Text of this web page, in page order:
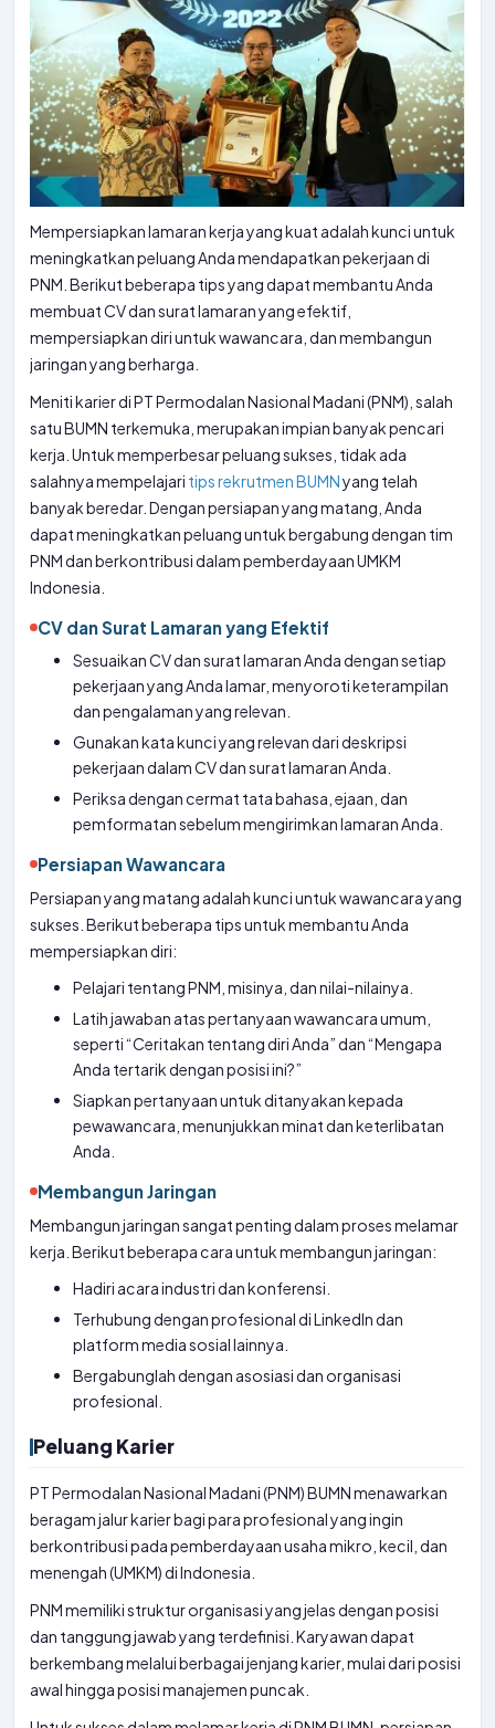
Mempersiapkan lamaran kerja yang kuat adalah kunci untuk
meningkatkan peluang Anda mendapatkan pekerjaan di
PNM. Berikut beberapa tips yang dapat membantu Anda
membuat CV dan surat lamaran yang efektif,
mempersiapkan diri untuk wawancara, dan membangun
jaringan yang berharga.
Meniti karier di PT Permodalan Nasional Madani (PNM), salah
satu BUMN terkemuka, merupakan impian banyak pencari
kerja. Untuk memperbesar peluang sukses, tidak ada
salahnya mempelajari tips rekrutmen BUMNyang telah
banyak beredar. Dengan persiapan yang matang, Anda
dapat meningkatkan peluang untuk bergabung dengan tim
PNM dan berkontribusi dalam pemberdayaan UMKM
Indonesia.
CV dan Surat Lamaran yang Efektif
Sesuaikan CV dan surat lamaran Anda dengan setiap
pekerjaan yang Anda lamar, menyoroti keterampilan
dan pengalaman yang relevan.
Gunakan kata kunci yang relevan dari deskripsi
pekerjaan dalam CV dan surat lamaran Anda.
Periksa dengan cermat tata bahasa, ejaan, dan
pemformatan sebelum mengirimkan lamaran Anda.
Persiapan Wawancara
Persiapan yang matang adalah kunci untuk wawancara yang
sukses. Berikut beberapa tips untuk membantu Anda
mempersiapkan diri:
Pelajari tentang PNM, misinya, dan nilai-nilainya.
Latih jawaban atas pertanyaan wawancara umum,
seperti “Ceritakan tentang diri Anda” dan “Mengapa
Anda tertarik dengan posisi ini?”
Siapkan pertanyaan untuk ditanyakan kepada
pewawancara, menunjukkan minat dan keterlibatan
Anda.
Membangun Jaringan
Membangun jaringan sangat penting dalam proses melamar
kerja. Berikut beberapa cara untuk membangun jaringan:
Hadiri acara industri dan konferensi.
Terhubung dengan profesional di LinkedIn dan
platform media sosial lainnya.
Bergabunglah dengan asosiasi dan organisasi
profesional.
Peluang Karier
PT Permodalan Nasional Madani (PNM) BUMN menawarkan
beragam jalur karier bagi para profesional yang ingin
berkontribusi pada pemberdayaan usaha mikro, kecil, dan
menengah (UMKM) di Indonesia.
PNM memiliki struktur organisasi yang jelas dengan posisi
dan tanggung jawab yang terdefinisi. Karyawan dapat
berkembang melalui berbagai jenjang karier, mulai dari posisi
awal hingga posisi manajemen puncak.